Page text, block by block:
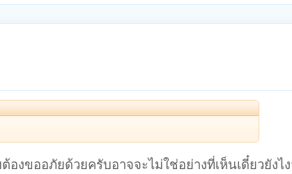
องขออภัยด้วยครับอาจจะไม่ใช่อย่างที่เห็นเดี๋ยวยังไ